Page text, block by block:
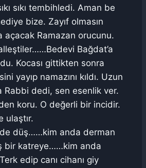
sıkı tembihledi. Aman be
bize. Zayıf olmasın
açacak Ramazan orucunu.
Bağdat’a
Kocası gittikten sonra
yayıp namazını kıldı. Uzun
Rabbi dedi, sen esenlik ver.
koru. O değerli bir incidir.
ulaştır.
düş……kim anda derman
bir katreye……kim anda
edip canı cihanı giy